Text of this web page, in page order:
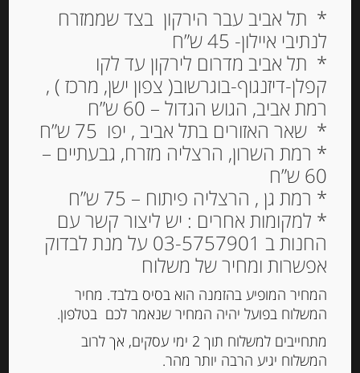
ערמונים שלמים בסירופ 420
גרם
74.00
מחיר ל 100 גרם: 17.62 ש"ח
המלאי אזל
* תל אביב עבר הירקון בצד שממזרח
לנתיבי איילון- 45 ש”ח
* תל אביב מדרום לירקון עד לקו
קפלן-דיזנגוף-בוגרשוב( צפון ישן, מרכז ) ,
רמת אביב, הגוש הגדול – 60 ש”ח
* שאר האזורים בתל אביב , יפו 75 ש”ח
* רמת השרון, הרצליה מזרח, גבעתיים –
60 ש”ח
* רמת גן , הרצליה פיתוח – 75 ש”ח
* למקומות אחרים : יש ליצור קשר עם
החנות ב 03-5757901 על מנת לבדוק
אפשרות ומחיר של משלוח
המחיר המופיע בהזמנה הוא בסיס בלבד. מחיר
המשלוח בפועל יהיה המחיר שנאמר לכם בטלפון.
מתחייבים למשלוח תוך 2 ימי עסקים, אך לרוב
המשלוח יגיע הרבה יותר מהר.